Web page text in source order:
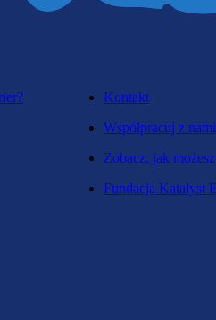
Kontakt
Współpracuj z nami
Zobacz, jak
Fundacja Katalyst